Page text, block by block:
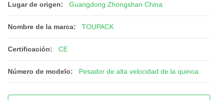
Lugar de origen: Guangdong Zhongshan China
Nombre de la marca: TOUPACK
Certificación: CE
Número de modelo: Pesador de alta velocidad de la quinoa